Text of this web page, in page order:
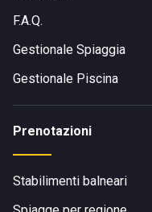
F.A.Q.
Gestionale Spiaggia
Gestionale Piscina
Prenotazioni
Stabilimenti balneari